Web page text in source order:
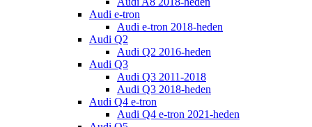
Audi e-tron
Audi e-tron 2018-heden
Audi Q2
Audi Q2 2016-heden
Audi Q3
Audi Q3 2011-2018
Audi Q3 2018-heden
Audi Q4 e-tron
Audi Q4 e-tron 2021-heden